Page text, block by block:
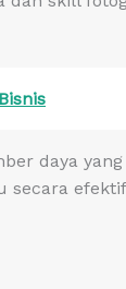
daya
secara